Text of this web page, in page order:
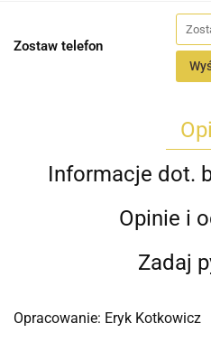
Zostaw telefon
Informacje dot.
Opinie i
Zadaj
Opracowanie: Eryk Kotkowicz